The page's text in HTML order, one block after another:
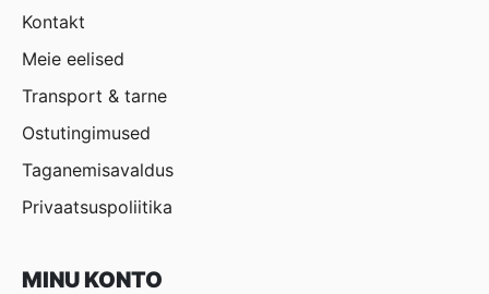
Kontakt
Meie eelised
Transport & tarne
Ostutingimused
Taganemisavaldus
Privaatsuspoliitika
MINU KONTO